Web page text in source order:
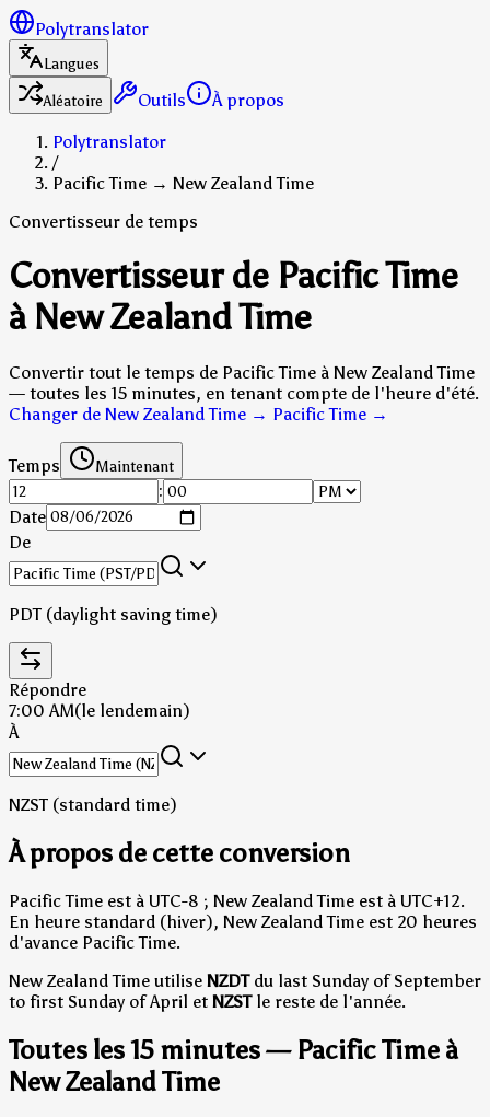
Polytranslator
Langues
Aléatoire
Outils
À propos
Polytranslator
/
Pacific Time → New Zealand Time
Convertisseur de temps
Convertisseur de Pacific Time
à New Zealand Time
Convertir tout le temps de Pacific Time à New Zealand Time
— toutes les 15 minutes, en tenant compte de l'heure d'été.
Changer de New Zealand Time → Pacific Time →
Temps Maintenant
:
Date
De
PDT (daylight saving time)
Répondre
7:00 AM(le lendemain)
À
NZST (standard time)
À propos de cette conversion
Pacific Time est à UTC-8 ; New Zealand Time est à UTC+12.
En heure standard (hiver), New Zealand Time est 20 heures
d'avance Pacific Time.
New Zealand Time utilise NZDTdu last Sunday of September
to first Sunday of April et NZSTle reste de l'année.
Toutes les 15 minutes — Pacific Time à
New Zealand Time